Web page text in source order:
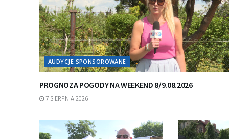
AUDYCJE SPONSOROWANE
PROGNOZA POGODY NA WEEKEND 8/9.08.2026
7 SIERPNIA 2026